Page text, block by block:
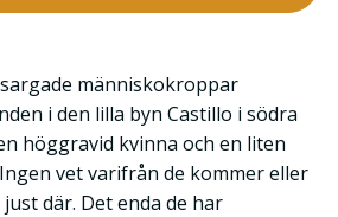
människokroppar
i den lilla byn Castillo i södra
höggravid kvinna och en liten
vet varifrån de kommer eller
där. Det enda de har